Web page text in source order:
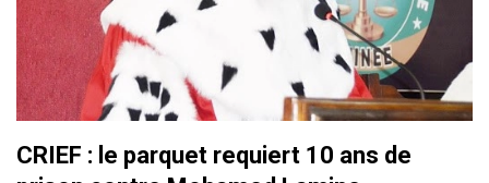
CRIEF : le parquet requiert 10 ans de